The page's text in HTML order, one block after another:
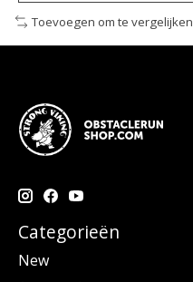
Toevoegen om te vergelijken
Categorieën
New